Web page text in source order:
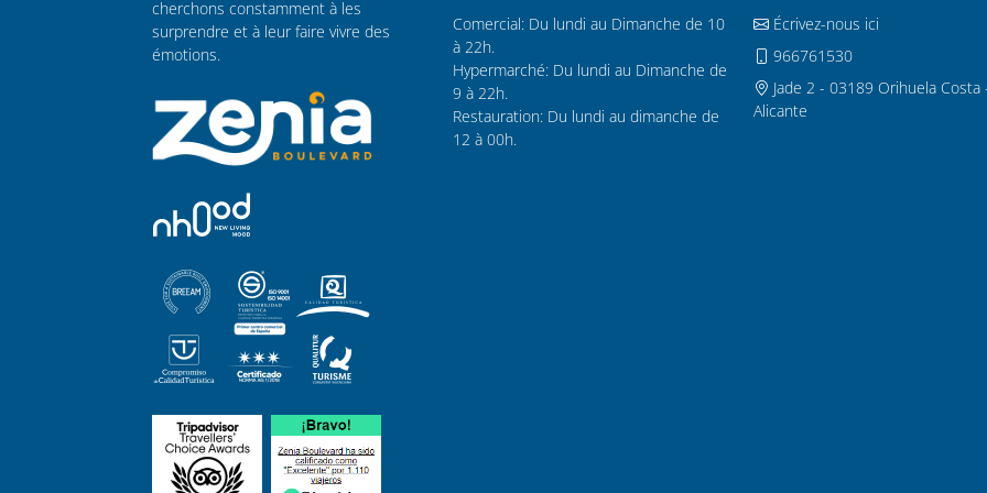
cherchons constamment à les
surprendre et à leur faire vivre des
émotions.
Comercial: Du lundi au Dimanche de 10
à 22h.
Hypermarché: Du lundi au Dimanche de
9 à 22h.
Restauration: Du lundi au dimanche de
12 à 00h.
Écrivez-nous ici
966761530
Jade 2 - 03189 Orihuela Costa
Alicante